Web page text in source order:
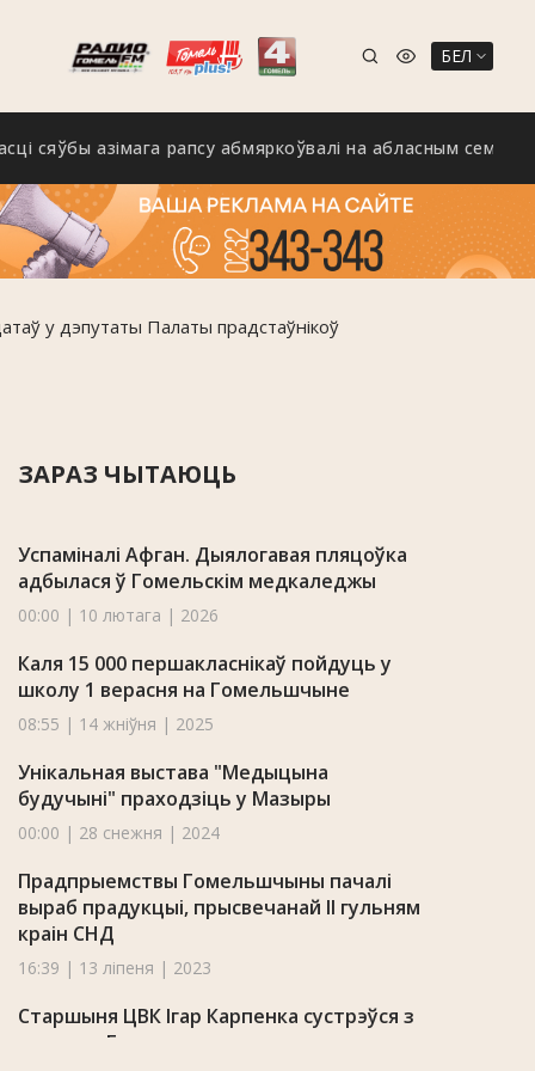
БЕЛ
азімага рапсу абмяркоўвалі на абласным семінары ў
у дэпутаты Палаты прадстаўнікоў
ЗАРАЗ ЧЫТАЮЦЬ
Успаміналі Афган. Дыялогавая пляцоўка
адбылася ў Гомельскім медкаледжы
00:00 | 10 лютага | 2026
Каля 15 000 першакласнікаў пойдуць у
школу 1 верасня на Гомельшчыне
08:55 | 14 жніўня | 2025
Унікальная выстава "Медыцына
будучыні" праходзіць у Мазыры
00:00 | 28 снежня | 2024
Прадпрыемствы Гомельшчыны пачалі
выраб прадукцыі, прысвечанай II гульням
краін СНД
16:39 | 13 ліпеня | 2023
Старшыня ЦВК Ігар Карпенка сустрэўся з
актывам Гомельшчыны